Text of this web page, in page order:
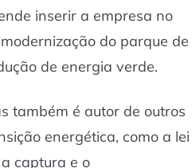
inserir a empresa no
do parque de
de energia verde.
também é autor de outros
energética, como a lei
captura e o